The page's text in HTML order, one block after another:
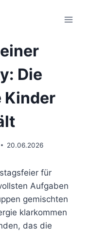
Die
Kinder
20.06.2026
für
Aufgaben
gemischten
klarkommen
das die